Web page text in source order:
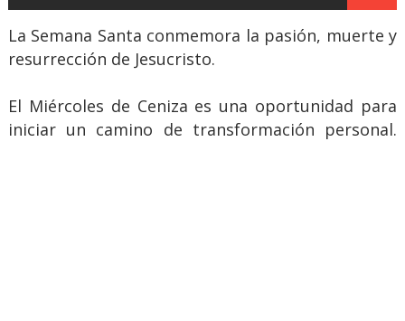
La Semana Santa conmemora la pasión, muerte y
resurrección de Jesucristo.
El Miércoles de Ceniza es una oportunidad para
iniciar un camino de transformación personal.